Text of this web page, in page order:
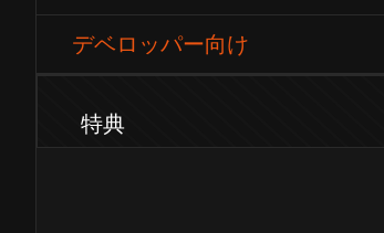
デベロッパー向け
特典